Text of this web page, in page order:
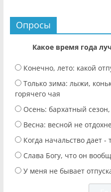
Опросы
Какое время года
Конечно, лето: какой
Только зима: лыжи,
горячего чая
Осень: бархатный
Весна: весной не
Когда начальство дает -
Слава Богу, что он
У меня не бывает